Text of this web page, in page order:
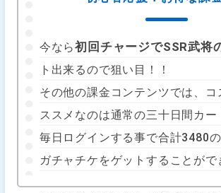
今なら初回チャージでSSR武将
ト出来るので狙い目！！
その他の課金コンテンツでは、コ
ススメなのは通常の三十日間カー
毎日ログインする事で合計3480
ガチャチケをゲットすることがで